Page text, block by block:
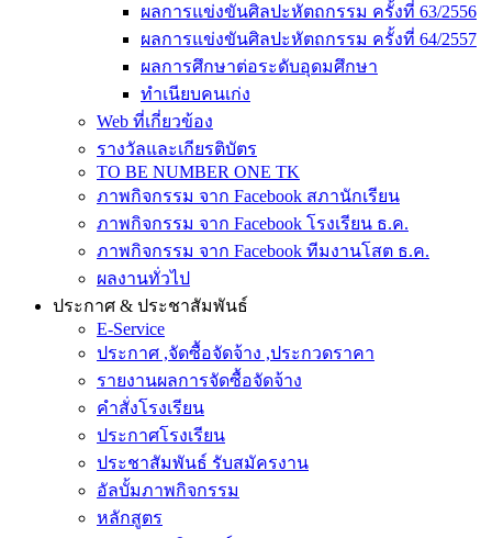
ผลการแข่งขันศิลปะหัตถกรรม ครั้งที่ 63/2556
ผลการแข่งขันศิลปะหัตถกรรม ครั้งที่ 64/2557
ผลการศึกษาต่อระดับอุดมศึกษา
ทำเนียบคนเก่ง
Web ที่เกี่ยวข้อง
รางวัลและเกียรติบัตร
TO BE NUMBER ONE TK
ภาพกิจกรรม จาก Facebook สภานักเรียน
ภาพกิจกรรม จาก Facebook โรงเรียน ธ.ค.
ภาพกิจกรรม จาก Facebook ทีมงานโสต ธ.ค.
ผลงานทั่วไป
ประกาศ & ประชาสัมพันธ์
E-Service
ประกาศ ,จัดซื้อจัดจ้าง ,ประกวดราคา
รายงานผลการจัดซื้อจัดจ้าง
คำสั่งโรงเรียน
ประกาศโรงเรียน
ประชาสัมพันธ์ รับสมัครงาน
อัลบั้มภาพกิจกรรม
หลักสูตร